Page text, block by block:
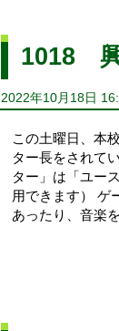
1018
2022年10月18日
この土曜日、本
ター長をされて
ター」は「ユー
用できます） ゲ
あったり、音楽